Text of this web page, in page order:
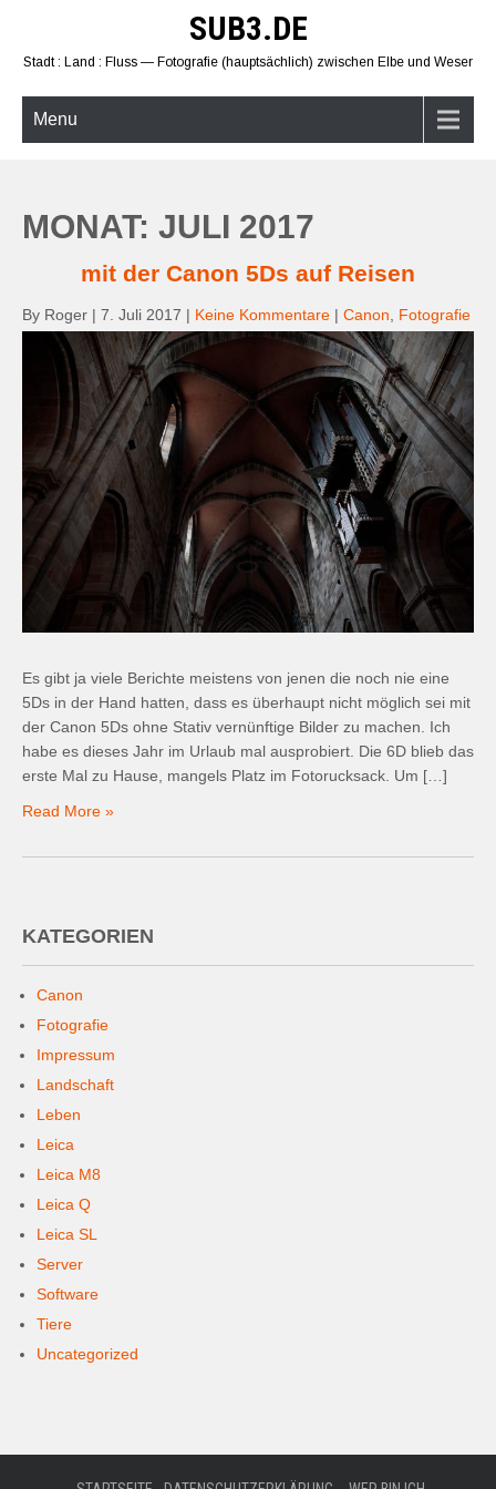
content
SUB3.DE
Stadt : Land : Fluss — Fotografie (hauptsächlich) zwischen Elbe und Weser
Menu
MONAT: JULI 2017
mit der Canon 5Ds auf Reisen
By Roger | 7. Juli 2017 | Keine Kommentare | Canon Fotografie
Es gibt ja viele Berichte meistens von jenen die noch nie eine
5Ds in der Hand hatten, dass es überhaupt nicht möglich sei mit
der Canon 5Ds ohne Stativ vernünftige Bilder zu machen. Ich
habe es dieses Jahr im Urlaub mal ausprobiert. Die 6D blieb das
erste Mal zu Hause, mangels Platz im Fotorucksack. Um […]
Read More »
KATEGORIEN
Canon
Fotografie
Impressum
Landschaft
Leben
Leica
Leica M8
Leica Q
Leica SL
Server
Software
Tiere
Uncategorized